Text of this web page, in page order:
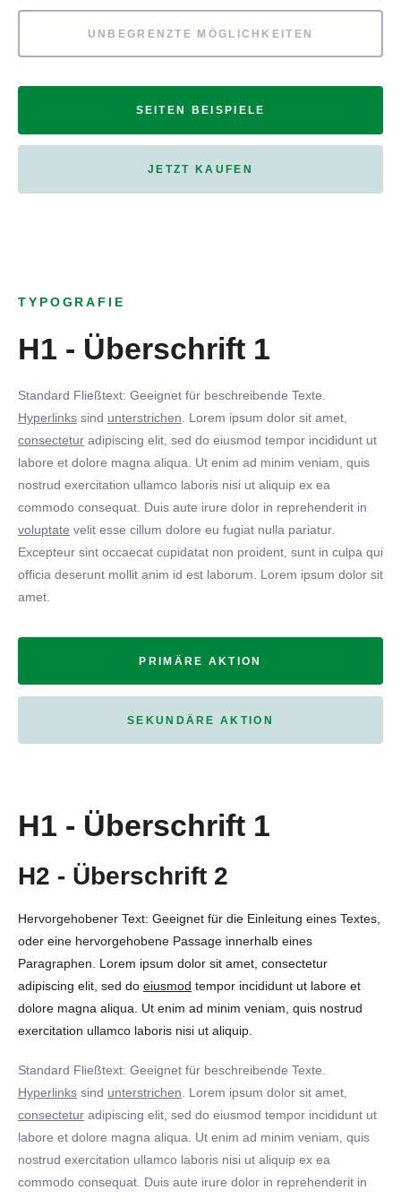
UNBEGRENZTE MÖGLICHKEITEN
SEITEN BEISPIELE
JETZT KAUFEN
TYPOGRAFIE
H1 - Überschrift 1
Standard Fließtext: Geeignet für beschreibende Texte.
Hyperlinks sind unterstrichen . Lorem ipsum dolor sit amet,
consectetur adipiscing elit, sed do eiusmod tempor incididunt ut
labore et dolore magna aliqua. Ut enim ad minim veniam, quis
nostrud exercitation ullamco laboris nisi ut aliquip ex ea
commodo consequat. Duis aute irure dolor in reprehenderit in
voluptate velit esse cillum dolore eu fugiat nulla pariatur.
Excepteur sint occaecat cupidatat non proident, sunt in culpa qui
officia deserunt mollit anim id est laborum. Lorem ipsum dolor sit
amet.
PRIMÄRE AKTION
SEKUNDÄRE AKTION
H1 - Überschrift 1
H2 - Überschrift 2
Hervorgehobener Text: Geeignet für die Einleitung eines Textes,
oder eine hervorgehobene Passage innerhalb eines
Paragraphen. Lorem ipsum dolor sit amet, consectetur
adipiscing elit, sed do eiusmod tempor incididunt ut labore et
dolore magna aliqua. Ut enim ad minim veniam, quis nostrud
exercitation ullamco laboris nisi ut aliquip.
Standard Fließtext: Geeignet für beschreibende Texte.
Hyperlinks sind unterstrichen. Lorem ipsum dolor sit amet,
consectetur adipiscing elit, sed do eiusmod tempor incididunt ut
labore et dolore magna aliqua. Ut enim ad minim veniam, quis
nostrud exercitation ullamco laboris nisi ut aliquip ex ea
commodo consequat. Duis aute irure dolor in reprehenderit in